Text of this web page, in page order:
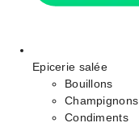
Epicerie salée
Bouillons
Champignons
Condiments